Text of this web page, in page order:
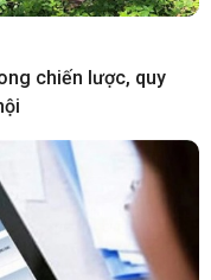
chiến lược, quy